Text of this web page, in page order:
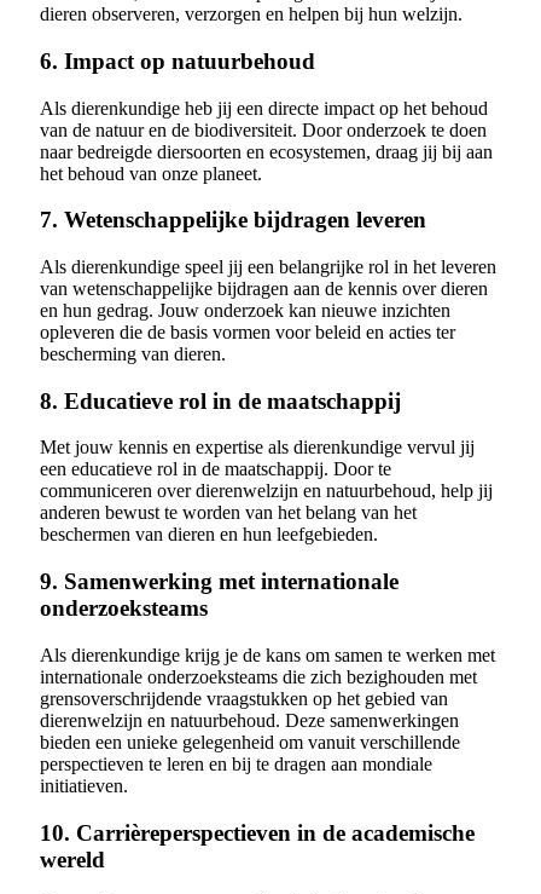
dieren observeren, verzorgen en helpen bij hun welzijn.
6. Impact op natuurbehoud
Als dierenkundige heb jij een directe impact op het behoud
van de natuur en de biodiversiteit. Door onderzoek te doen
naar bedreigde diersoorten en ecosystemen, draag jij bij aan
het behoud van onze planeet.
7. Wetenschappelijke bijdragen leveren
Als dierenkundige speel jij een belangrijke rol in het leveren
van wetenschappelijke bijdragen aan de kennis over dieren
en hun gedrag. Jouw onderzoek kan nieuwe inzichten
opleveren die de basis vormen voor beleid en acties ter
bescherming van dieren.
8. Educatieve rol in de maatschappij
Met jouw kennis en expertise als dierenkundige vervul jij
een educatieve rol in de maatschappij. Door te
communiceren over dierenwelzijn en natuurbehoud, help jij
anderen bewust te worden van het belang van het
beschermen van dieren en hun leefgebieden.
9. Samenwerking met internationale
onderzoeksteams
Als dierenkundige krijg je de kans om samen te werken met
internationale onderzoeksteams die zich bezighouden met
grensoverschrijdende vraagstukken op het gebied van
dierenwelzijn en natuurbehoud. Deze samenwerkingen
bieden een unieke gelegenheid om vanuit verschillende
perspectieven te leren en bij te dragen aan mondiale
initiatieven.
10. Carrièreperspectieven in de academische
wereld